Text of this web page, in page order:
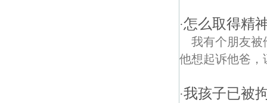
·怎么取得精
我有个朋友被
他想起诉他爸，
·我孩子已被